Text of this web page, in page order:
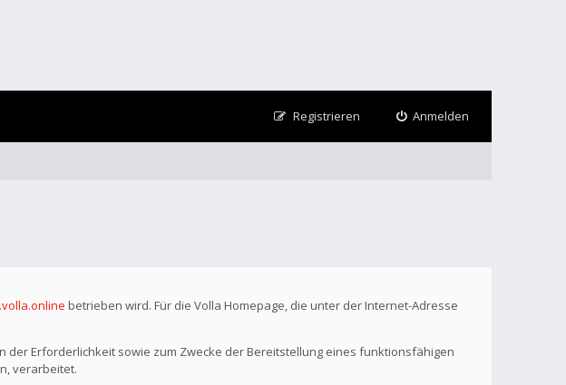
Anmelden
Registrieren
betrieben wird. Für die Volla Homepage, die unter der Internet-Adresse
Erforderlichkeit sowie zum Zwecke der Bereitstellung eines funktionsfähigen
verarbeitet.